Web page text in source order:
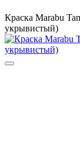
Краска Marabu
укрывистый)